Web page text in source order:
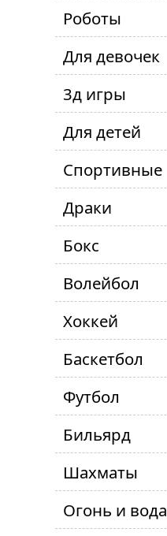
Роботы
Для девочек
3д игры
Для детей
Спортивные
Драки
Бокс
Волейбол
Хоккей
Баскетбол
Футбол
Бильярд
Шахматы
Огонь и вода